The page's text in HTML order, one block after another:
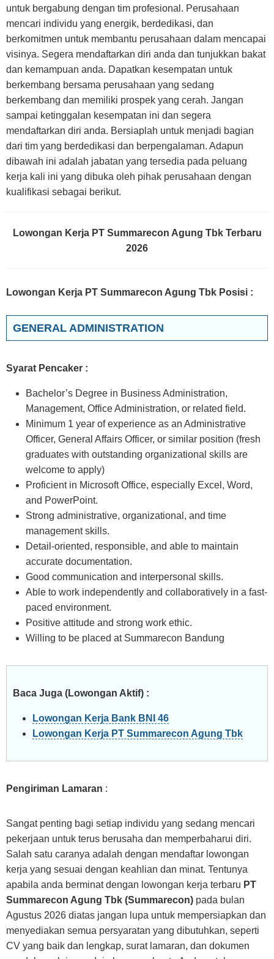
untuk bergabung dengan tim profesional. Perusahaan
mencari individu yang energik, berdedikasi, dan
berkomitmen untuk membantu perusahaan dalam mencapai
visinya. Segera mendaftarkan diri anda dan tunjukkan bakat
dan kemampuan anda. Dapatkan kesempatan untuk
berkembang bersama perusahaan yang sedang
berkembang dan memiliki prospek yang cerah. Jangan
sampai ketinggalan kesempatan ini dan segera
mendaftarkan diri anda. Bersiaplah untuk menjadi bagian
dari tim yang berdedikasi dan berpengalaman. Adapun
dibawah ini adalah jabatan yang tersedia pada peluang
kerja kali ini yang dibuka oleh pihak perusahaan dengan
kualifikasi sebagai berikut.
Lowongan Kerja PT Summarecon Agung Tbk Terbaru
2026
Lowongan Kerja PT Summarecon Agung Tbk Posisi :
GENERAL ADMINISTRATION
Syarat Pencaker :
Bachelor’s Degree in Business Administration,
Management, Office Administration, or related field.
Minimum 1 year of experience as an Administrative
Officer, General Affairs Officer, or similar position (fresh
graduates with outstanding organizational skills are
welcome to apply)
Proficient in Microsoft Office, especially Excel, Word,
and PowerPoint.
Strong administrative, organizational, and time
management skills.
Detail-oriented, responsible, and able to maintain
accurate documentation.
Good communication and interpersonal skills.
Able to work independently and collaboratively in a fast-
paced environment.
Positive attitude and strong work ethic.
Willing to be placed at Summarecon Bandung
Baca Juga (Lowongan Aktif) :
Lowongan Kerja Bank BNI 46
Lowongan Kerja PT Summarecon Agung Tbk
Pengiriman Lamaran :
Sangat penting bagi setiap individu yang sedang mencari
pekerjaan untuk terus berusaha dan memperbaharui diri.
Salah satu caranya adalah dengan mendaftar lowongan
kerja yang sesuai dengan keahlian dan minat. Tentunya
apabila anda berminat dengan lowongan kerja terbaru PT
Summarecon Agung Tbk (Summarecon) pada bulan
Agustus 2026 diatas jangan lupa untuk mempersiapkan dan
menyediakan semua persyaratan yang dibutuhkan, seperti
CV yang baik dan lengkap, surat lamaran, dan dokumen